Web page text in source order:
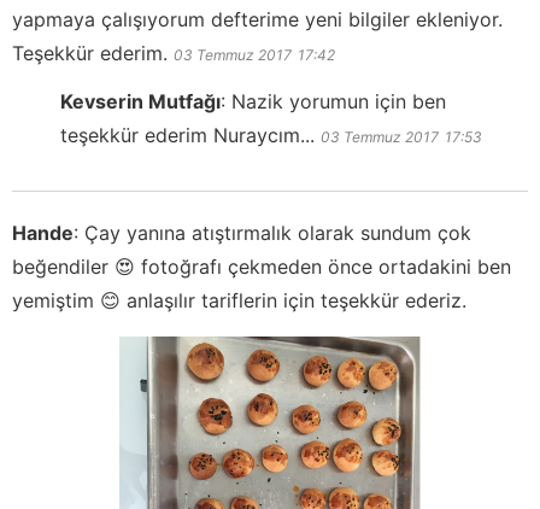
yapmaya çalışıyorum defterime yeni bilgiler ekleniyor.
Teşekkür ederim. 03 Temmuz 2017 17:42
Kevserin Mutfağı: Nazik yorumun için ben
teşekkür ederim Nuraycım... 03 Temmuz 2017 17:53
Hande: Çay yanına atıştırmalık olarak sundum çok
beğendiler 😍 fotoğrafı çekmeden önce ortadakini ben
yemiştim 😊 anlaşılır tariflerin için teşekkür ederiz.